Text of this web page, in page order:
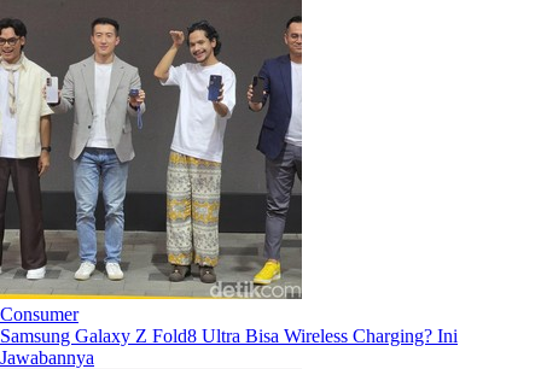
Consumer
Samsung Galaxy Z Fold8 Ultra Bisa Wireless Charging? Ini
Jawabannya